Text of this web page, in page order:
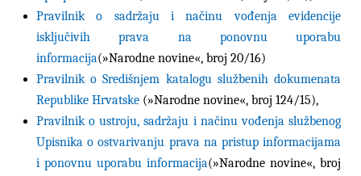
Pravilnik o sadržaju i načinu vođenja evidencije
isključivih prava na ponovnu uporabu
informacija(»Narodne novine«, broj 20/16)
Pravilnik o Središnjem katalogu službenih dokumenata
Republike Hrvatske (»Narodne novine«, broj 124/15),
Pravilnik o ustroju, sadržaju i načinu vođenja službenog
Upisnika o ostvarivanju prava na pristup informacijama
i ponovnu uporabu informacija(»Narodne novine«, broj